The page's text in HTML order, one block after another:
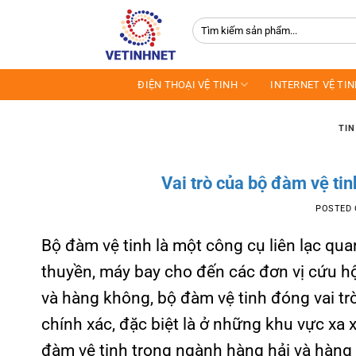
Tìm
kiếm:
ĐIỆN THOẠI VỆ TINH INTERNET VỆ
TIN
Vai trò của bộ đàm vệ
POSTED
Bộ đàm vệ tinh là một công cụ liên lạc
thuyền, máy bay cho đến các đơn vị cứu
và hàng không, bộ đàm vệ tinh đóng vai
chính xác, đặc biệt là ở những khu vực xa
đàm vệ tinh trong ngành hàng hải và